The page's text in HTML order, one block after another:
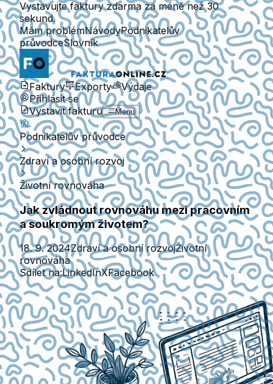
Vystavujte faktury zdarma za méně než 30
sekund.
Mám problémNávodyPodnikatelův
průvodceSlovník
Faktury Exporty
Výdaje
Přihlásit se
Vystavit fakturu
Menu
Podnikatelův průvodce
Zdraví a osobní rozvoj
Životní rovnováha
Jak zvládnout rovnováhu mezi pracovním
a soukromým životem?
18. 9. 2024Zdraví a osobní rozvojŽivotní
rovnováha
Sdílet na:LinkedInXFacebook